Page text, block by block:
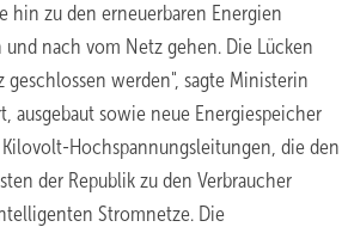
hin zu den erneuerbaren Energien
nach vom Netz gehen. Die Lücken
werden", sagte Ministerin
ausgebaut sowie neue Energiespeicher
Hochspannungsleitungen, die den
der Republik zu den Verbraucher
Stromnetze. Die